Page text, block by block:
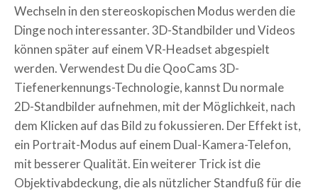
Wechseln in den stereoskopischen Modus werden die
Dinge noch interessanter. 3D-Standbilder und Videos
können später auf einem VR-Headset abgespielt
werden. Verwendest Du die QooCams 3D-
Tiefenerkennungs-Technologie, kannst Du normale
2D-Standbilder aufnehmen, mit der Möglichkeit, nach
dem Klicken auf das Bild zu fokussieren. Der Effekt ist,
ein Portrait-Modus auf einem Dual-Kamera-Telefon,
mit besserer Qualität. Ein weiterer Trick ist die
Objektivabdeckung, die als nützlicher Standfuß für die